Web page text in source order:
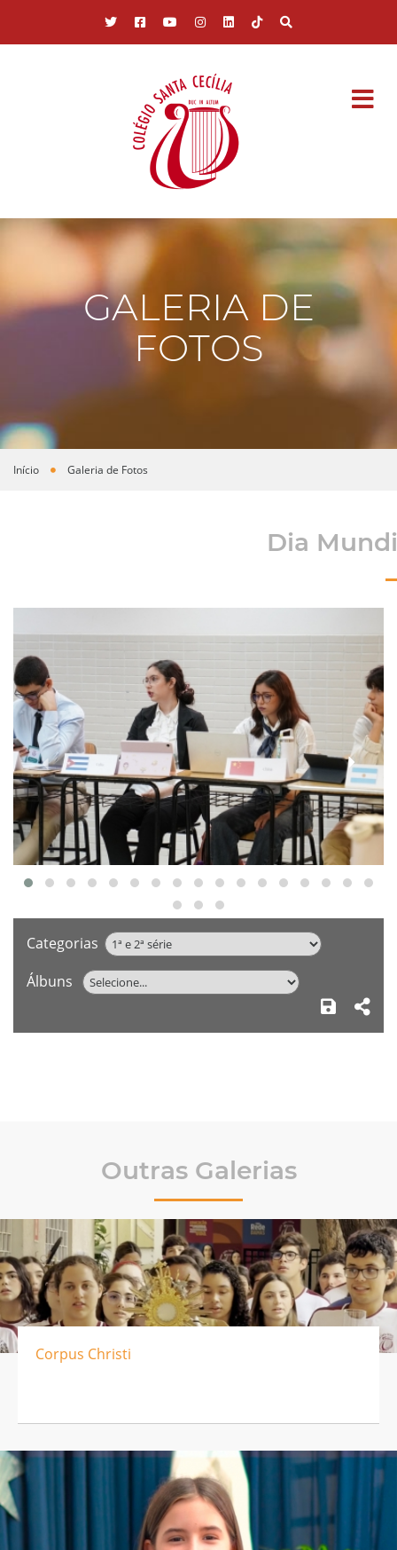
GALERIA DE
FOTOS
Você está aqui
Início Galeria de Fotos
Dia
‹ ›
Categorias
Álbuns
Outras Galerias
Corpus Christi